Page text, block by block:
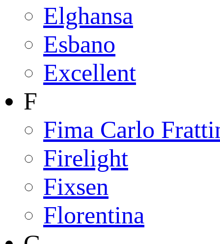
Elghansa
Esbano
Excellent
F
Fima Carlo
Firelight
Fixsen
Florentina